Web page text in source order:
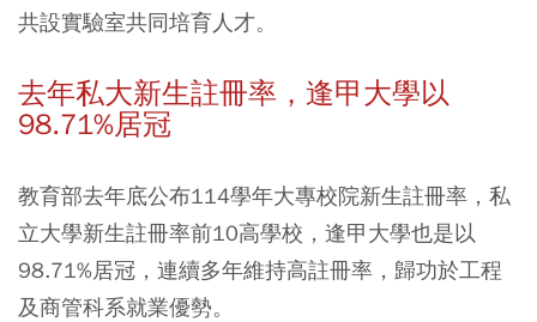
共設實驗室共同培育人才。
去年私大新生註冊率，逢甲大學以
98.71%居冠
教育部去年底公布114學年大專校院新生註冊率，私
立大學新生註冊率前10高學校，逢甲大學也是以
98.71%居冠，連續多年維持高註冊率，歸功於工程
及商管科系就業優勢。